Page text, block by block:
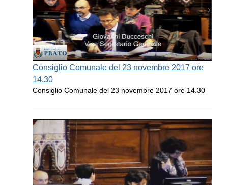
Consiglio Comunale del 23 novembre 2017 ore
14.30
Consiglio Comunale del 23 novembre 2017 ore 14.30